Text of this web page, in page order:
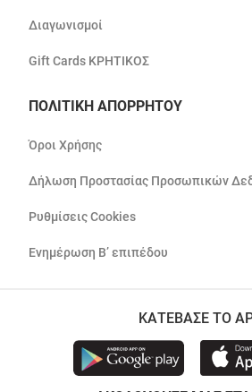
Διαγωνισμοί
Gift Cards ΚΡΗΤΙΚΟΣ
ΠΟΛΙΤΙΚΗ ΑΠΟΡΡΗΤΟΥ
Όροι Χρήσης
Δήλωση Προστασίας Προσωπικών
Ρυθμίσεις Cookies
Ενημέρωση Β’ επιπέδου
ΚΑΤΕΒΑΣΕ ΤΟ